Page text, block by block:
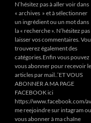
N’hésitez pas à aller voir dans
« archives » et à sélectionner
un ingrédient ou un mot dans
la « recherche ». N’hésitez pas
laisser vos commentaires.
trouverez également des
catégories.Enfin vous pouvez
vous abonner pour recevoir
articles par mail..’ET VOUS
ABONNER A MA PAGE
FACEBOOK ici
https://www.facebook.com/
me reejoindre sur intagram ou
vous abonner à ma chaîne